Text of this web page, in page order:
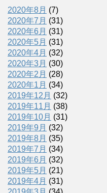
2020年8月 (7)
2020年7月 (31)
2020年6月 (31)
2020年5月 (31)
2020年4月 (32)
2020年3月 (30)
2020年2月 (28)
2020年1月 (34)
2019年12月 (32)
2019年11月 (38)
2019年10月 (31)
2019年9月 (32)
2019年8月 (35)
2019年7月 (34)
2019年6月 (32)
2019年5月 (21)
2019年4月 (31)